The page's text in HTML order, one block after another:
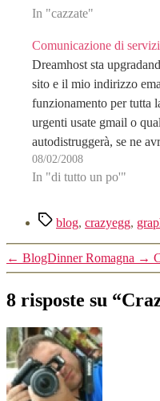
In "cazzate"
Comunicazione di
Dreamhost sta
sito e il mio indirizzo
funzionamento per tutta
urgenti usate gmail o
autodistruggerà, se ne
18.…
08/02/2008
In "di tutto un po'"
Tagblog, crazyegg,
← BlogDinner Romagna →
8 risposte su